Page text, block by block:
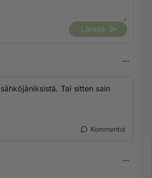
Lähetä
Tai sitten sain
Kommentoi